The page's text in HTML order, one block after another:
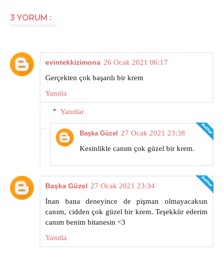
3 YORUM :
evintekkizimona 26 Ocak 2021 06:17
Gerçekten çok başarılı bir krem
Yanıtla
Yanıtlar
Başka Güzel
27 Ocak 2021 23:38
Kesinlikle canım çok güzel bir krem.
Başka Güzel 27 Ocak 2021 23:34
İnan bana deneyince de pişman olmayacaksın
canım, cidden çok güzel bir krem. Teşekkür ederim
canım benim bitanesin <3
Yanıtla